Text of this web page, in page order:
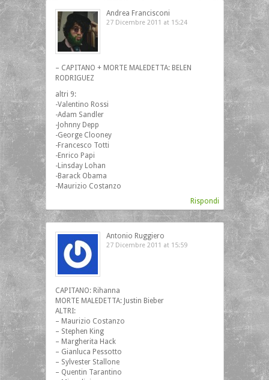
Andrea Francisconi
27 Dicembre 2011 at 15:24
– CAPITANO + MORTE MALEDETTA: BELEN
RODRIGUEZ
altri 9:
-Valentino Rossi
-Adam Sandler
-Johnny Depp
-George Clooney
-Francesco Totti
-Enrico Papi
-Linsday Lohan
-Barack Obama
-Maurizio Costanzo
Rispondi
Antonio Ruggiero
27 Dicembre 2011 at 15:59
CAPITANO: Rihanna
MORTE MALEDETTA: Justin Bieber
ALTRI:
– Maurizio Costanzo
– Stephen King
– Margherita Hack
– Gianluca Pessotto
– Sylvester Stallone
– Quentin Tarantino